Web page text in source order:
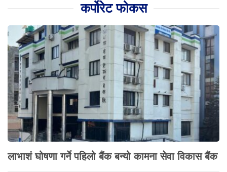
कर्पोरेट फोकस
लाभाशं घोषणा गर्ने पहिलो बैंक बन्यो कामना सेवा विकास बैंक